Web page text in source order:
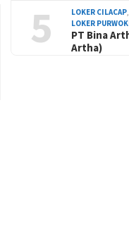
5 LOKER CILACAP,
LOKER
PT Bina
Artha)